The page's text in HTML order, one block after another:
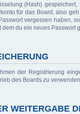
(Hash)
für das Board, also
vergessen haben,
du ein neues Passwort
der Registrierung
des Boards zu verwenden.
WEITERGABE